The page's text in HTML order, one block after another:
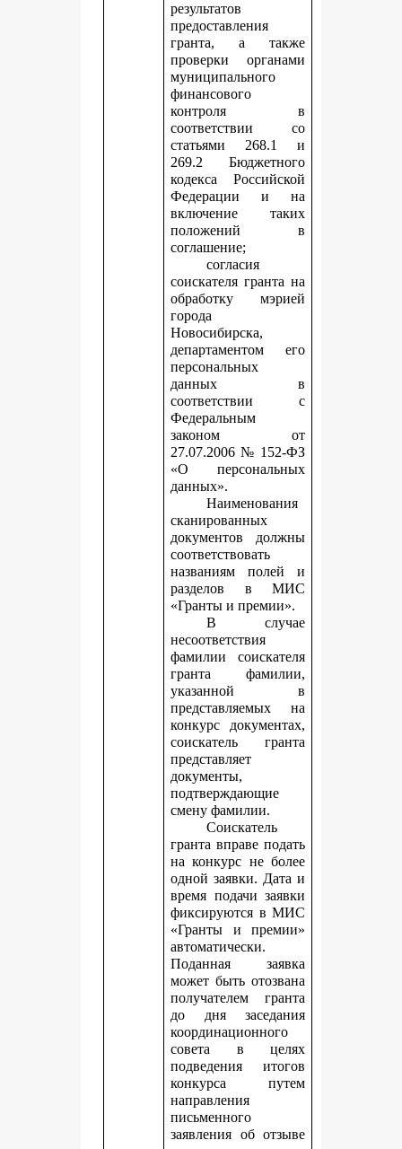
результатов
предоставления
гранта, а также
проверки органами
муниципального
финансового
контроля в
соответствии со
статьями 268.1 и
269.2 Бюджетного
кодекса Российской
Федерации и на
включение таких
положений в
соглашение;
согласия
соискателя гранта на
обработку мэрией
города
Новосибирска,
департаментом его
персональных
данных в
соответствии с
Федеральным
законом от
27.07.2006 № 152-ФЗ
«О персональных
данных».
Наименования
сканированных
документов должны
соответствовать
названиям полей и
разделов в МИС
«Гранты и премии».
В случае
несоответствия
фамилии соискателя
гранта фамилии,
указанной в
представляемых на
конкурс документах,
соискатель гранта
представляет
документы,
подтверждающие
смену фамилии.
Соискатель
гранта вправе подать
на конкурс не более
одной заявки. Дата и
время подачи заявки
фиксируются в МИС
«Гранты и премии»
автоматически.
Поданная заявка
может быть отозвана
получателем гранта
до дня заседания
координационного
совета в целях
подведения итогов
конкурса путем
направления
письменного
заявления об отзыве